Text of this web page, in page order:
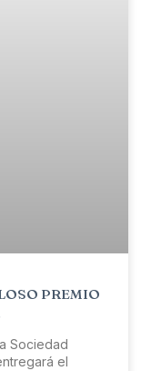
PREMIO
Sociedad
el